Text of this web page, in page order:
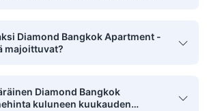
Diamond Bangkok Apartment -
majoittuvat?
Diamond Bangkok
kuluneen kuukauden